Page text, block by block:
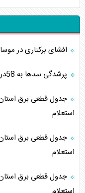
افشای برکناری در
پرشدگی سدها به 58درصد رسید
استعلام
استعلام